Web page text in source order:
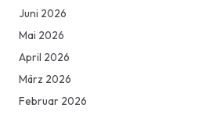
Juni 2026
Mai 2026
April 2026
März 2026
Februar 2026